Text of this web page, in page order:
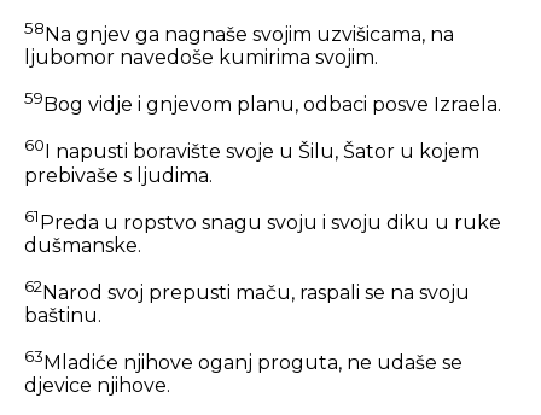
58Na gnjev ga nagnaše svojim uzvišicama, na
ljubomor navedoše kumirima svojim.
59 Bog vidje i gnjevom planu, odbaci posve Izraela.
60
I napusti boravište svoje u Šilu, Šator u kojem
prebivaše s ljudima.
61Preda u ropstvo snagu svoju i svoju diku u ruke
dušmanske.
62 Narod svoj prepusti maču, raspali se na svoju
baštinu.
63 Mladiće njihove oganj proguta, ne udaše se
djevice njihove.